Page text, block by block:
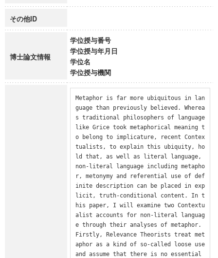
その他ID
博士論文情報
学位授与番号
学位授与年月日
学位名
学位授与機関
Metaphor is far more ubiquitous in lan
guage than previously believed. Wherea
s traditional philosophers of language
like Grice took metaphorical meaning t
o belong to implicature, recent Contex
tualists, to explain this ubiquity, ho
ld that, as well as literal language,
non-literal language including metapho
r, metonymy and referential use of def
inite description can be placed in exp
licit, truth-conditional content. In t
his paper, I will examine two Contextu
alist accounts for non-literal languag
e through their analyses of metaphor.
Firstly, Relevance Theorists treat met
aphor as a kind of so-called loose use
and assume that there is no essential